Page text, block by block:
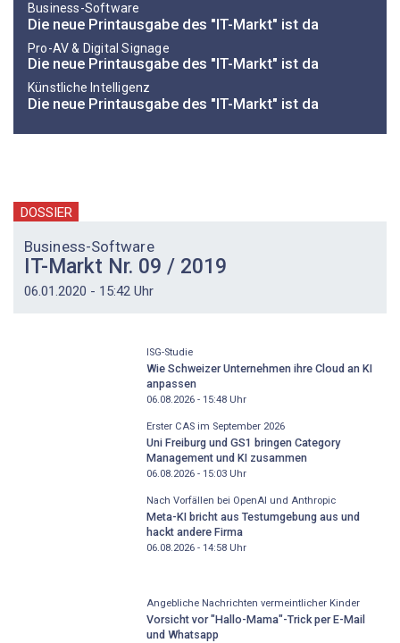
Business-Software
Die neue Printausgabe des "IT-Markt" ist da
Pro-AV & Digital Signage
Die neue Printausgabe des "IT-Markt" ist da
Künstliche Intelligenz
Die neue Printausgabe des "IT-Markt" ist da
DOSSIER
Business-Software
IT-Markt Nr. 09 / 2019
06.01.2020 - 15:42 Uhr
ISG-Studie
Wie Schweizer Unternehmen ihre Cloud an KI
anpassen
06.08.2026 - 15:48Uhr
Erster CAS im September 2026
Uni Freiburg und GS1 bringen Category
Management und KI zusammen
06.08.2026 - 15:03Uhr
Nach Vorfällen bei OpenAI und Anthropic
Meta-KI bricht aus Testumgebung aus und
hackt andere Firma
06.08.2026 - 14:58Uhr
Angebliche Nachrichten vermeintlicher Kinder
Vorsicht vor "Hallo-Mama"-Trick per E-Mail
und Whatsapp